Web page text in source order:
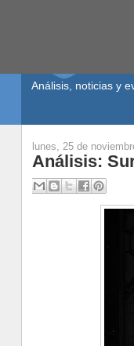
Análisis, noticias y
lunes, 25 de
Análisis: